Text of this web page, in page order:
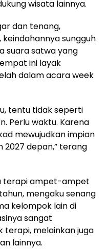
wisata lainnya.
dan tenang,
sungguh
suara satwa yang
ini layak
dalam acara week
tentu tidak seperti
Perlu waktu. Karena
mewujudkan impian
depan,” terang
terapi ampet-ampet
mengaku senang
kelompok lain di
sangat
terapi, melainkan juga
lainnya.